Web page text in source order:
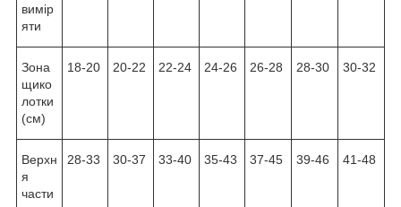
вимір
яти
Зона
щико
лотки
(см)
18-20 20-22 22-24 24-26 26-28 28-30 30-32
Верхн
я
части
28-33 30-37 33-40 35-43 37-45 39-46 41-48